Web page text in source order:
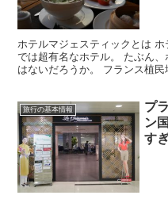
ホテルマジェスティックとは
では超有名なホテル。 たぶん
はないだろうか。 フランス植民
旅行の基本情報
プ
ン
す